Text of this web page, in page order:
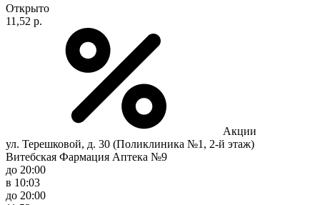
Открыто
11,52 р.
Акции
ул. Терешковой, д. 30 (Поликлиника №1, 2-й этаж)
Витебская Фармация Аптека №9
до 20:00
в 10:03
до 20:00